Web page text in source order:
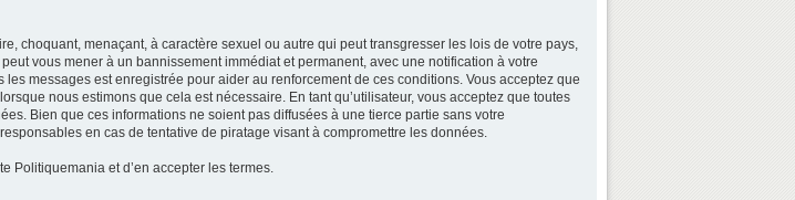
choquant, menaçant, à caractère sexuel ou autre qui peut transgresser les lois de votre pays,
vous mener à un bannissement immédiat et permanent, avec une notification à votre
messages est enregistrée pour aider au renforcement de ces conditions. Vous acceptez que
nous estimons que cela est nécessaire. En tant qu’utilisateur, vous acceptez que toutes
Bien que ces informations ne soient pas diffusées à une tierce partie sans votre
en cas de tentative de piratage visant à compromettre les données.
Politiquemania et d’en accepter les termes.